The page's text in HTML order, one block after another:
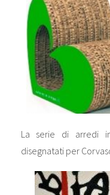
La serie di arredi
disegnatati per